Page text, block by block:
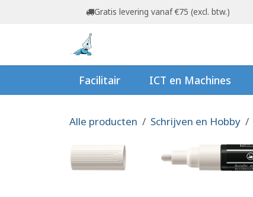
Overslaan naar inhoudGratis levering vanaf €75 (excl. btw.)
Facilitair ICT en Machines
Alle producten Schrijven en Hobby